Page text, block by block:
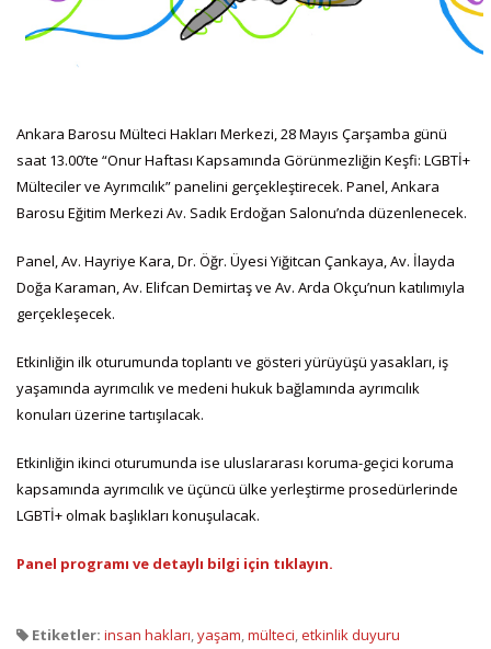
Ankara Barosu Mülteci Hakları Merkezi, 28 Mayıs Çarşamba günü
saat 13.00’te “Onur Haftası Kapsamında Görünmezliğin Keşfi: LGBTİ+
Mülteciler ve Ayrımcılık” panelini gerçekleştirecek. Panel, Ankara
Barosu Eğitim Merkezi Av. Sadık Erdoğan Salonu’nda düzenlenecek.
Panel, Av. Hayriye Kara, Dr. Öğr. Üyesi Yiğitcan Çankaya, Av. İlayda
Doğa Karaman, Av. Elifcan Demirtaş ve Av. Arda Okçu’nun katılımıyla
gerçekleşecek.
Etkinliğin ilk oturumunda toplantı ve gösteri yürüyüşü yasakları, iş
yaşamında ayrımcılık ve medeni hukuk bağlamında ayrımcılık
konuları üzerine tartışılacak.
Etkinliğin ikinci oturumunda ise uluslararası koruma-geçici koruma
kapsamında ayrımcılık ve üçüncü ülke yerleştirme prosedürlerinde
LGBTİ+ olmak başlıkları konuşulacak.
Panel programı ve detaylı bilgi için tıklayın.
Etiketler: insan hakları,yaşam,mülteci,etkinlik duyuru